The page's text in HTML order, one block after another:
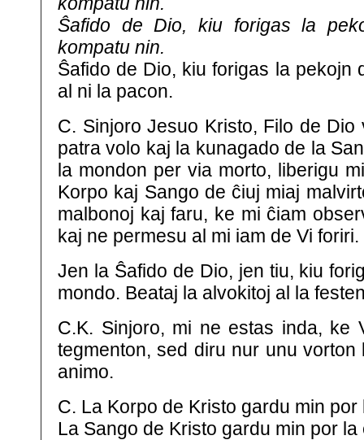
Ŝafido de Dio, kiu forigas la
kompatu nin.
Ŝafido de Dio, kiu forigas la pekojn
al ni la pacon.
C. Sinjoro Jesuo Kristo, Filo de Dio
patra volo kaj la kunagado de la
la mondon per via morto, liberigu
Korpo kaj Sango de ĉiuj miaj
malbonoj kaj faru, ke mi ĉiam
kaj ne permesu al mi iam de Vi foriri.
Jen la Ŝafido de Dio, jen tiu, kiu
mondo. Beataj la alvokitoj al la
C.K. Sinjoro, mi ne estas inda, ke
tegmenton, sed diru nur unu vorton
animo.
C. La Korpo de Kristo gardu min
La Sango de Kristo gardu min por la